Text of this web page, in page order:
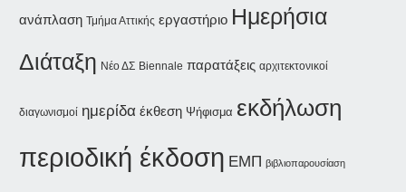
ανάπλαση Τμήμα Αττικής εργαστήριο Ημερήσια
Διάταξη Νέο ΔΣ Biennale παρατάξεις αρχιτεκτονικοί
διαγωνισμοί ημερίδα έκθεση Ψήφισμα εκδήλωση
περιοδική έκδοση ΕΜΠ βιβλιοπαρουσίαση